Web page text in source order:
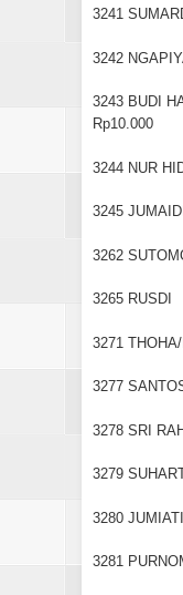
3241
3242
3243 BUDI
Rp10.000
3244 NUR
3245 JUMAIDI
3262
3265 RUSDI
3271
3277
3278 SRI
3279
3280 JUMIATI
3281